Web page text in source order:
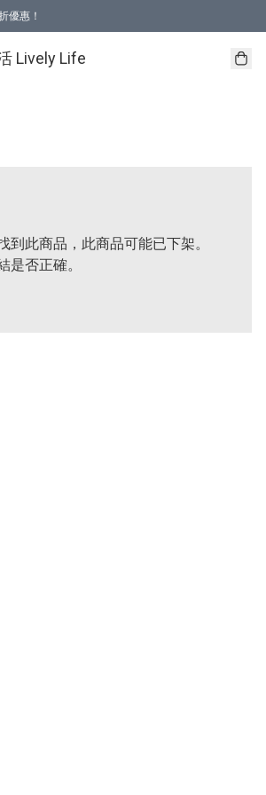
優惠！
(減價貨品除外）
「順豐站」或「順豐智能櫃」自提點取貨 （冷凍食品
Lively Life
到此商品，此商品可能已下架。
是否正確。